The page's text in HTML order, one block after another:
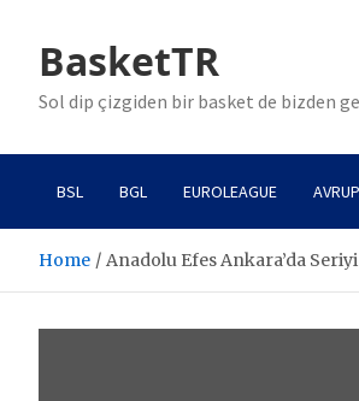
contentBasketTR
Sol dip çizgiden bir basket de bizden
BSL BGL EUROLEAGUE
Home Anadolu Efes Ankara’da